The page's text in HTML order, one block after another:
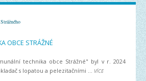
OBCE STRÁŽNÉ
technika obce Strážné" byl v r. 2024
s lopatou a pelezitačními ...
VÍCE